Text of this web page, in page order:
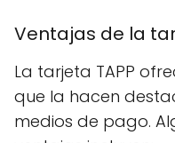
Ventajas de la
La tarjeta TAPP
que la hacen
medios de pago.